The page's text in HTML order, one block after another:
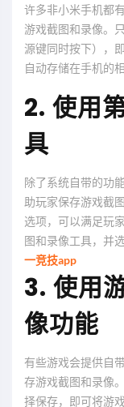
许多非小米手机都
游戏截图和录像。
源键同时按下），
自动存储在手机的
2. 使用
具
除了系统自带的功
助玩家保存游戏截
选项，可以满足玩
图和录像工具，并
一竞技app
3. 使用
像功能
有些游戏会提供自
存游戏截图和录像
择保存，即可将游